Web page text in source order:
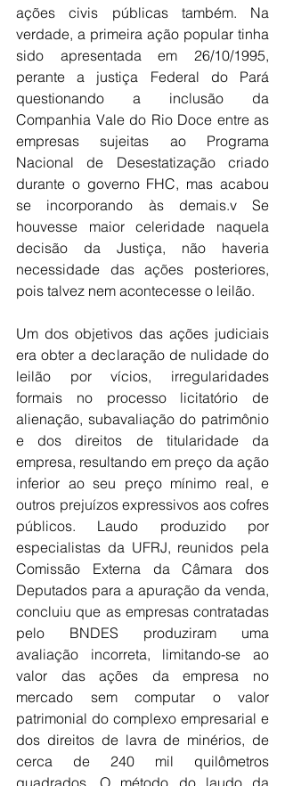
ações civis públicas também. Na
verdade, a primeira ação popular tinha
sido apresentada em 26/10/1995,
perante a justiça Federal do Pará
questionando a inclusão da
Companhia Vale do Rio Doce entre as
empresas sujeitas ao Programa
Nacional de Desestatização criado
durante o governo FHC, mas acabou
se incorporando às demais.v Se
houvesse maior celeridade naquela
decisão da Justiça, não haveria
necessidade das ações posteriores,
pois talvez nem acontecesse o leilão.
Um dos objetivos das ações judiciais
era obter a declaração de nulidade do
leilão por vícios, irregularidades
formais no processo licitatório de
alienação, subavaliação do patrimônio
e dos direitos de titularidade da
empresa, resultando em preço da ação
inferior ao seu preço mínimo real, e
outros prejuízos expressivos aos cofres
públicos. Laudo produzido por
especialistas da UFRJ, reunidos pela
Comissão Externa da Câmara dos
Deputados para a apuração da venda,
concluiu que as empresas contratadas
pelo BNDES produziram uma
avaliação incorreta, limitando-se ao
valor das ações da empresa no
mercado sem computar o valor
patrimonial do complexo empresarial e
dos direitos de lavra de minérios, de
cerca de 240 mil quilômetros